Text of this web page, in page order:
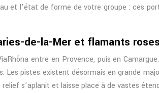
et l’état de forme de votre groupe : ces
de-la-Mer et flamants roses
entre en Provence, puis en
pistes existent désormais en grande
s’aplanit et laisse place à de vastes